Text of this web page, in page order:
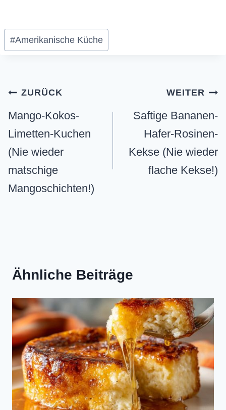
Schlagworte:
#Amerikanische Küche
Beitragsnavigation
ZURÜCK
Mango-Kokos-
Limetten-Kuchen
(Nie wieder
matschige
Mangoschichten!)
WEITER
Saftige Bananen-
Hafer-Rosinen-
Kekse (Nie wieder
flache Kekse!)
Ähnliche Beiträge